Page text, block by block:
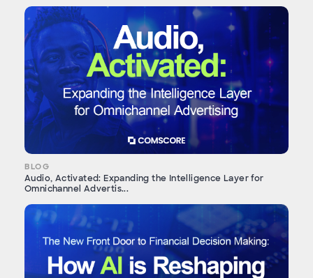
BLOG
Audio, Activated: Expanding the Intelligence Layer for
Omnichannel Advertis...